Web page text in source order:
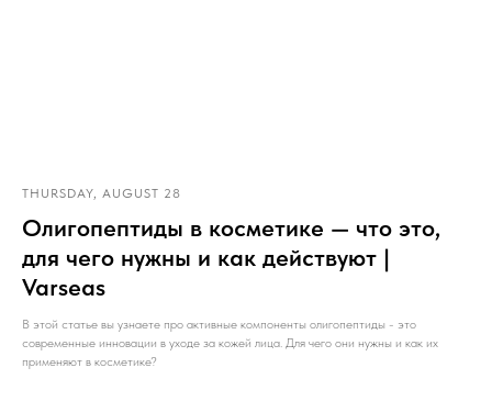
THURSDAY, AUGUST 28
Олигопептиды в косметике — что это,
для чего нужны и как действуют |
Varseas
В этой статье вы узнаете про активные компоненты олигопептиды - это
современные инновации в уходе за кожей лица. Для чего они нужны и как их
применяют в косметике?